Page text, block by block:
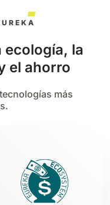
ecología, la
el ahorro
más